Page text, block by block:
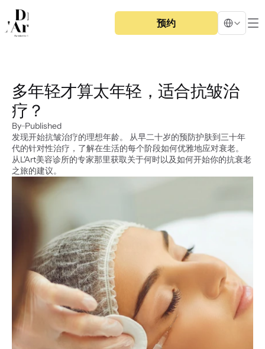
预约
Select
多年轻才算太年轻，适合抗皱治
疗？
By Published
发现开始抗皱治疗的理想年龄。 从早二十岁的预防护肤到三十年
代的针对性治疗，了解在生活的每个阶段如何优雅地应对衰老。
从L'Art美容诊所的专家那里获取关于何时以及如何开始你的抗衰老
之旅的建议。